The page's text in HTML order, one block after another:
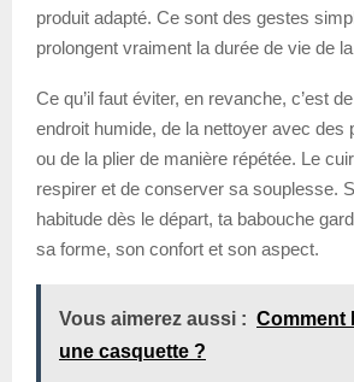
produit adapté. Ce sont des gestes
prolongent vraiment la durée de vie de
Ce qu’il faut éviter, en revanche, c’est
endroit humide, de la nettoyer avec des
ou de la plier de manière répétée. Le
respirer et de conserver sa souplesse.
habitude dès le départ, ta babouche
sa forme, son confort et son aspect.
Vous aimerez aussi : Comment
une casquette ?